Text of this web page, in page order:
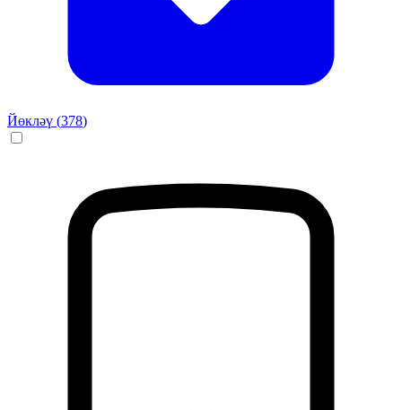
Йөкләү (378)